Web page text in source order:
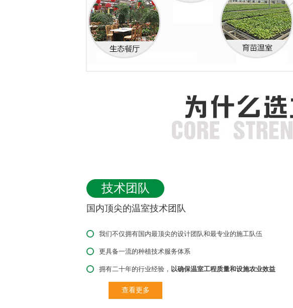
技术团队
国内顶尖的温室技术团队
我们不仅拥有国内最顶尖的设计团队和最专业的施工队伍
更具备一流的种植技术服务体系
拥有二十年的行业经验， 以确保温室工程质量和设施农业效益
查看更多